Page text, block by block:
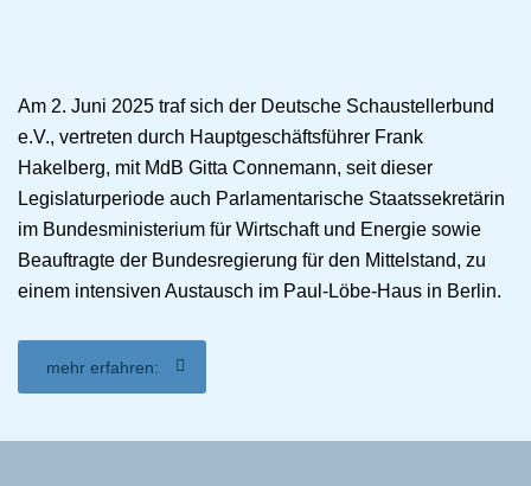
Am 2. Juni 2025 traf sich der Deutsche Schaustellerbund
e.V., vertreten durch Hauptgeschäftsführer Frank
Hakelberg, mit MdB Gitta Connemann, seit dieser
Legislaturperiode auch Parlamentarische Staatssekretärin
im Bundesministerium für Wirtschaft und Energie sowie
Beauftragte der Bundesregierung für den Mittelstand, zu
einem intensiven Austausch im Paul-Löbe-Haus in Berlin.
mehr erfahren: